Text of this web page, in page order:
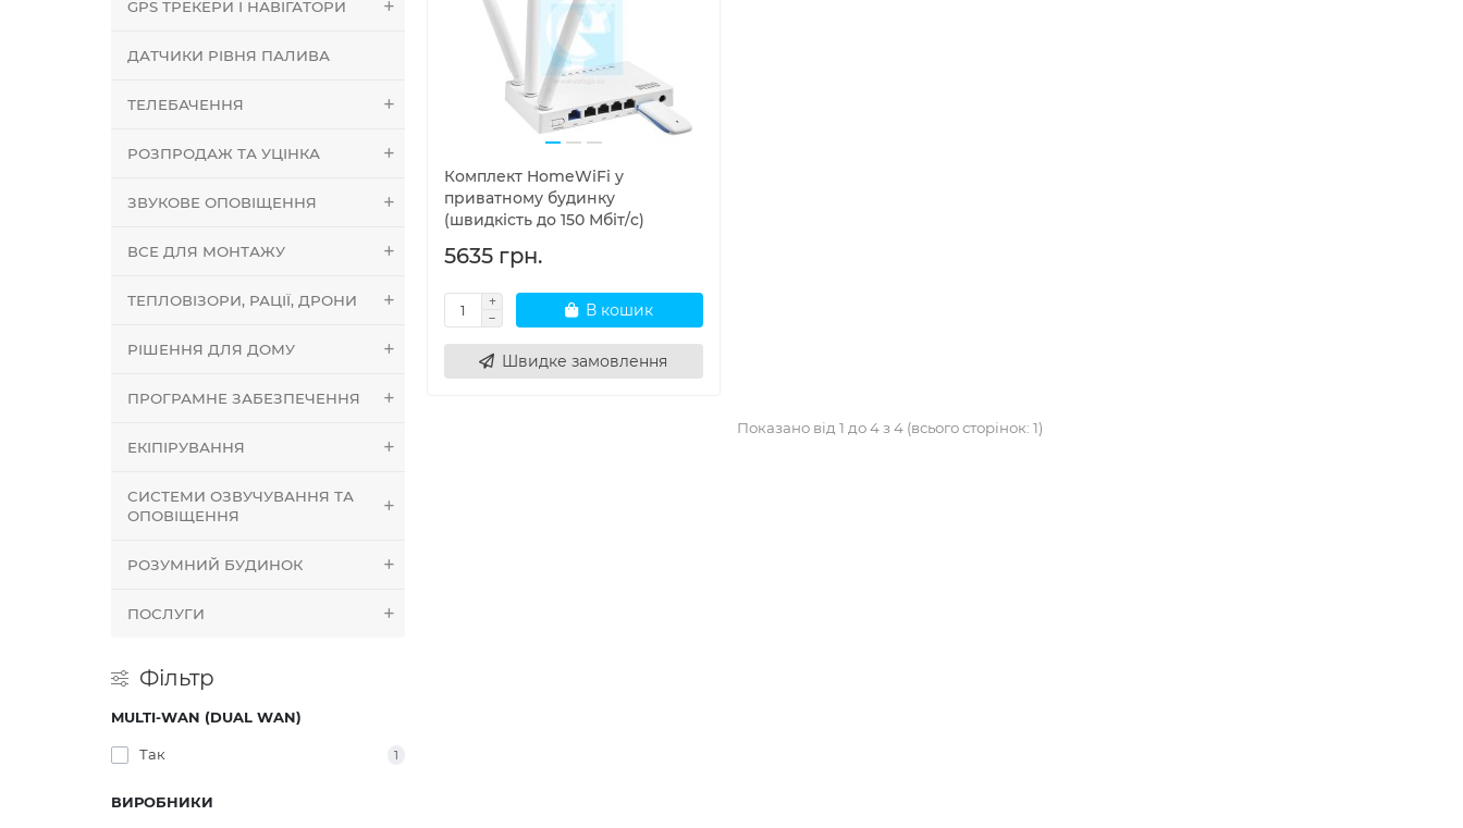
GPS ТРЕКЕРИ І НАВІГАТОРИ
ДАТЧИКИ РІВНЯ ПАЛИВА
ТЕЛЕБАЧЕННЯ
РОЗПРОДАЖ ТА УЦІНКА
ЗВУКОВЕ ОПОВІЩЕННЯ
ВСЕ ДЛЯ МОНТАЖУ
ТЕПЛОВІЗОРИ, РАЦІЇ, ДРОНИ
РІШЕННЯ ДЛЯ ДОМУ
ПРОГРАМНЕ ЗАБЕЗПЕЧЕННЯ
ЕКІПІРУВАННЯ
СИСТЕМИ ОЗВУЧУВАННЯ ТА
ОПОВІЩЕННЯ
РОЗУМНИЙ БУДИНОК
ПОСЛУГИ
Фільтр
MULTI-WAN (DUAL WAN)
Так 1
ВИРОБНИКИ
Комплект HomeWiFi у
приватному будинку
(швидкість до 150 Мбіт/c)
5635 грн.
В кошик
Швидке замовлення
Показано від 1 до 4 з 4 (всього сторінок: 1)